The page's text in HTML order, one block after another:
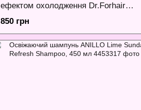
ефектом охолодження Dr.Forhair
Folligen Deep Clean Cooling Shampoo,
300 мл
850 грн